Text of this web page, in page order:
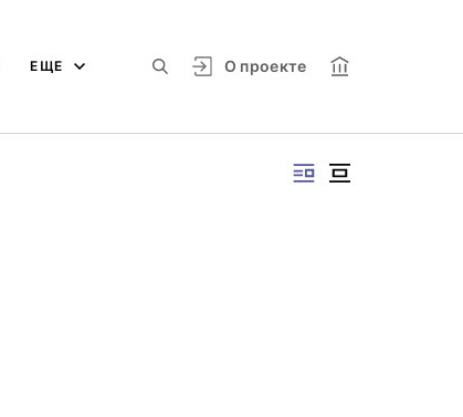
О проекте
ЕЩЕ